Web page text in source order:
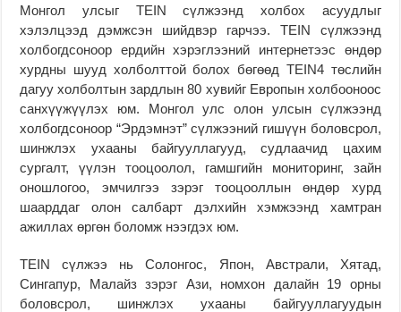
Монгол улсыг TEIN сүлжээнд холбох асуудлыг
хэлэлцээд дэмжсэн шийдвэр гарчээ. TEIN сүлжээнд
холбогдсоноор ердийн хэрэглээний интернетээс өндөр
хурдны шууд холболттой болох бөгөөд TEIN4 төслийн
дагуу холболтын зардлын 80 хувийг Европын холбооноос
санхүүжүүлэх юм. Монгол улс олон улсын сүлжээнд
холбогдсоноор “Эрдэмнэт” сүлжээний гишүүн боловсрол,
шинжлэх ухааны байгууллагууд, судлаачид цахим
сургалт, үүлэн тооцоолол, гамшгийн мониторинг, зайн
оношлогоо, эмчилгээ зэрэг тооцооллын өндөр хурд
шаарддаг олон салбарт дэлхийн хэмжээнд хамтран
ажиллах өргөн боломж нээгдэх юм.
TEIN сүлжээ нь Солонгос, Япон, Австрали, Хятад,
Сингапур, Малайз зэрэг Ази, номхон далайн 19 орны
боловсрол, шинжлэх ухааны байгууллагуудын